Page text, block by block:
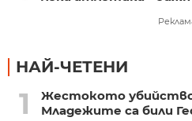
НАЙ-ЧЕТЕНИ
1
Жестокото
Младежите са били